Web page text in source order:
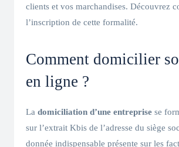
clients et vos marchandises. Découvrez
l’inscription de cette formalité.
Comment domicilier
en ligne ?
La domiciliation d’une entreprise se
sur l’extrait Kbis de l’adresse du siège
donnée indispensable présente sur les